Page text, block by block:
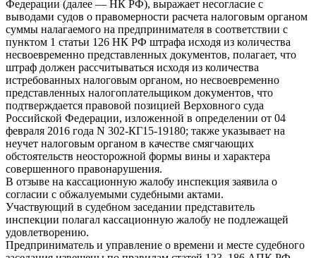
Федерации (далее — НК РФ), выражает несогласие с
выводами судов о правомерности расчета налоговым органом
суммы налагаемого на предпринимателя в соответствии с
пунктом 1 статьи 126 НК РФ штрафа исходя из количества
несвоевременно представленных документов, полагает, что
штраф должен рассчитываться исходя из количества
истребованных налоговым органом, но несвоевременно
представленных налогоплательщиком документов, что
подтверждается правовой позицией Верховного суда
Российской Федерации, изложенной в определении от 04
февраля 2016 года N 302-КГ15-19180; также указывает на
неучет налоговым органом в качестве смягчающих
обстоятельств неосторожной формы вины и характера
совершенного правонарушения.
В отзыве на кассационную жалобу инспекция заявила о
согласии с обжалуемыми судебными актами.
Участвующий в судебном заседании представитель
инспекции полагал кассационную жалобу не подлежащей
удовлетворению.
Предприниматель и управление о времени и месте судебного